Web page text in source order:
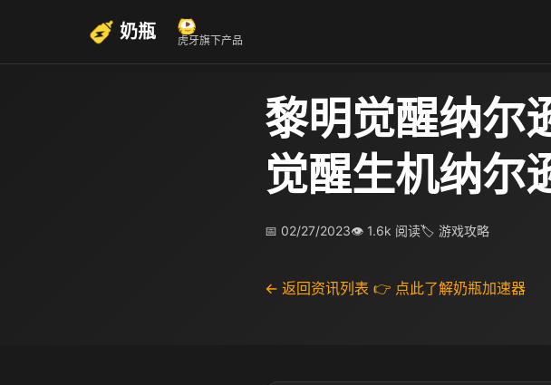
奶瓶 虎牙旗下产品
黎明觉醒纳尔
觉醒生机纳尔
📅 02/27/2023👁 1.6k 阅读🏷 游戏攻略
← 返回资讯列表 👉 点此了解奶瓶加速器